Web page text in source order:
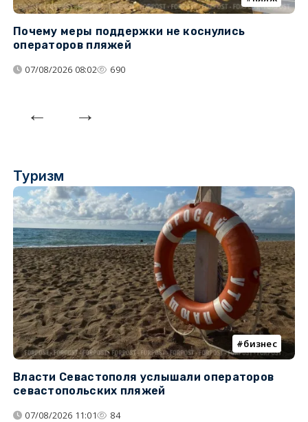
Почему меры поддержки не коснулись
операторов пляжей
07/08/2026 08:02 690
Туризм
бизнес
Власти Севастополя услышали операторов
севастопольских пляжей
07/08/2026 11:01 84